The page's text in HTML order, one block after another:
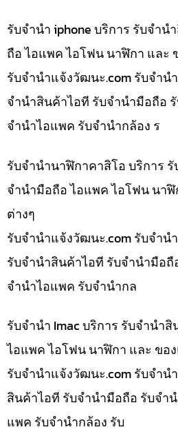
รับจำนำ iphone บริการ รับจำ
ถือ ไอแพค ไอโฟน นาฬิกา และ
รับจํานําแจ้งวัฒนะ.com รับจำน
จำนำสินค้าไอที รับจำนำมือถือ
จำนำไอแพค รับจำนำกล้อง ร
รับจำนำนาฬิกาคาสิโอ บริการ
จำนำมือถือ ไอแพค ไอโฟน นา
ต่างๆ
รับจํานําแจ้งวัฒนะ.com รับจำน
รับจำนำสินค้าไอที รับจำนำมือ
จำนำไอแพค รับจำนำกล
รับจำนำ Imac บริการ รับจำนำ
ไอแพค ไอโฟน นาฬิกา และ ขอ
รับจํานําแจ้งวัฒนะ.com รับจำน
สินค้าไอที รับจำนำมือถือ รับจำ
แพค รับจำนำกล้อง รับ